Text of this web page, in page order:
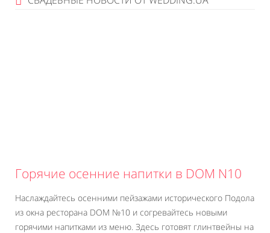
Горячие осенние напитки в DOM N10
Наслаждайтесь осенними пейзажами исторического Подола
из окна ресторана DOM №10 и согревайтесь новыми
горячими напитками из меню. Здесь готовят глинтвейны на